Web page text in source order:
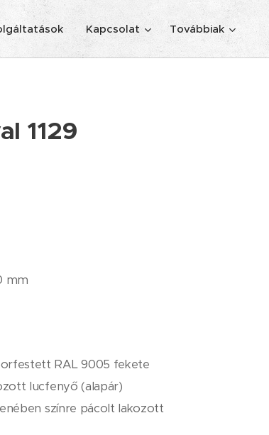
Kapcsolat Továbbiak
1129
​​mm
RAL 9005 fekete
lucfenyő (alapár)
színre pácolt lakozott